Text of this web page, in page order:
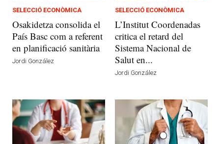
SELECCIÓ ECONÒMICA
Osakidetza consolida el
País Basc com a referent
en planificació sanitària
Jordi González
SELECCIÓ ECONÒMICA
L’Institut Coordenadas
critica el retard del
Sistema Nacional de
Salut en...
Jordi González